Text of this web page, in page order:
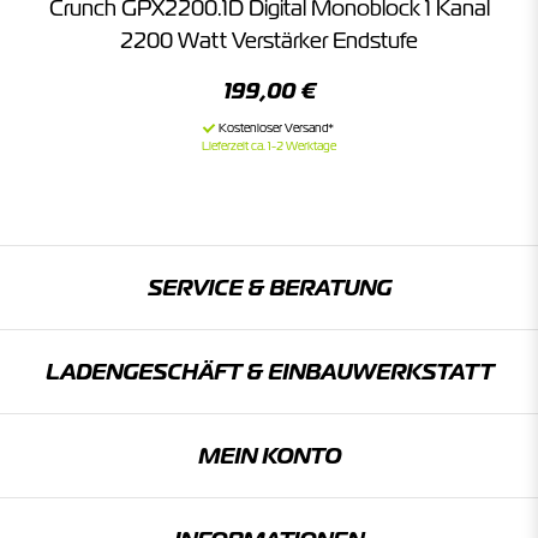
Crunch GPX2200.1D Digital Monoblock 1 Kanal
2200 Watt Verstärker Endstufe
199,00 €
Lieferzeit ca. 1-2 Werktage
SERVICE & BERATUNG
LADENGESCHÄFT & EINBAU­WERKSTATT
MEIN KONTO